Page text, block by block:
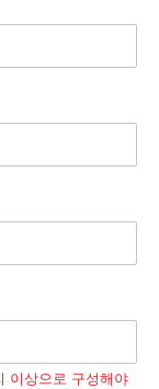
이상으로 구성해야